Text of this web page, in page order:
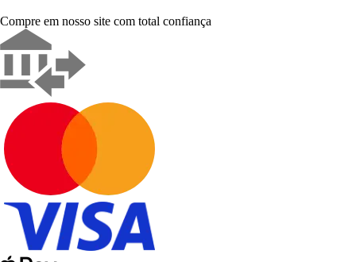
Compre em nosso site com total confiança